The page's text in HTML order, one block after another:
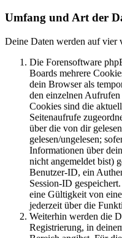
Umfang und Art der
Deine Daten werden auf vier
Die Forensoftware
Boards mehrere
dein Browser als
den einzelnen
Cookies sind die
Seitenaufrufe
über die von dir
gelesen/ungelesen;
Informationen über
nicht angemeldet bist)
Benutzer-ID, ein
Session-ID
eine Gültigkeit von
jederzeit über die
Weiterhin werden die
Registrierung, in